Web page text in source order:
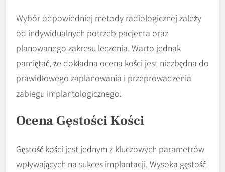
Wybór odpowiedniej metody radiologicznej zależy
od indywidualnych potrzeb pacjenta oraz
planowanego zakresu leczenia. Warto jednak
pamiętać, że dokładna ocena kości jest niezbędna do
prawidłowego zaplanowania i przeprowadzenia
zabiegu implantologicznego.
Ocena Gęstości Kości
Gęstość kości jest jednym z kluczowych parametrów
wpływających na sukces implantacji. Wysoka gęstość